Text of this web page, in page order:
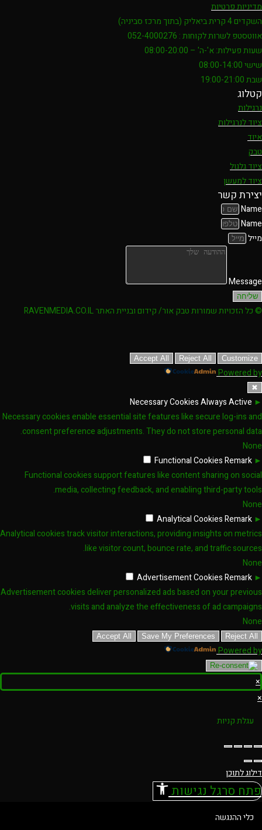
מדיניות פרטיות
השקדים 4 קרית ביאליק (בתוך מרכז סביניה)
אווטסטפ לשרות לקוחות : 052-4000276
שעות פעילות: א'-ה' – 08:00-20:00
שישי 08:00-14:00
שבת 19:00-21:00
קטלוג
נרגילות
ציוד לנרגילות
איוד
טבק
ציוד גלגול
ציוד למעשן
יצירת קשר
Name
Name
מייל
Message
שליחה
© כל הזכויות שמורות טבק אור/ קידום ובניית האתר RAVENMEDIA.CO.IL
Customize
Reject All
Accept All
Powered by
✖
►
Necessary CookiesAlways Active
Necessary cookies enable essential site features like secure log-ins and
consent preference adjustments. They do not store personal data.
None
►
Functional CookiesRemark
Functional cookies support features like content sharing on social
media, collecting feedback, and enabling third-party tools.
None
►
Analytical CookiesRemark
Analytical cookies track visitor interactions, providing insights on metrics
like visitor count, bounce rate, and traffic sources.
None
►
Advertisement CookiesRemark
Advertisement cookies deliver personalized ads based on your previous
visits and analyze the effectiveness of ad campaigns.
None
Reject All
Save My Preferences
Accept All
Powered by
×
×
עגלת קניות
דילוג לתוכן
פתח סרגל נגישות
כלי ההנגשה